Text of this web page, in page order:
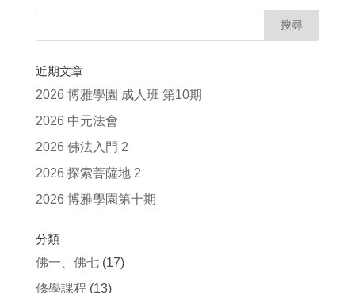
近期文章
2026 博雅學園 成人班 第10期
2026 中元法會
2026 佛法入門 2
2026 探索菩薩地 2
2026 博雅學園第十期
分類
佛一、佛七(17)
修學課程 (13)